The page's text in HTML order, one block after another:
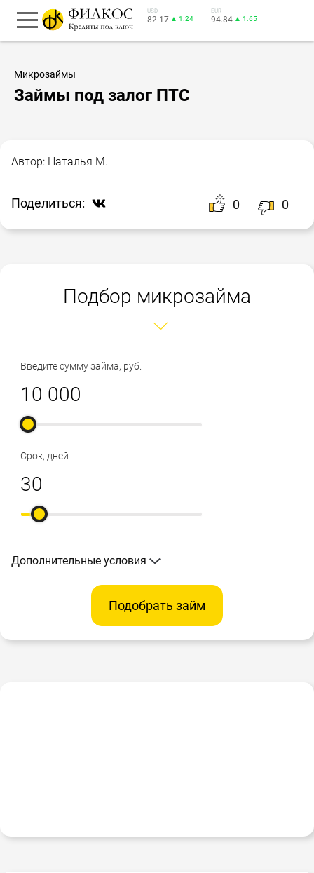
USD
82.17 ▲ 1.24
EUR
94.84 ▲ 1.65
Микрозаймы
Займы под залог ПТС
Автор: Наталья М.
Поделиться: 0 0
Подбор микрозайма
Введите сумму займа, руб.
Срок, дней
Дополнительные условия
Подобрать займ